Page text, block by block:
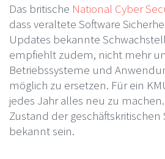
Das britische National Cyber
dass veraltete Software
Updates bekannte
empfiehlt zudem, nicht mehr
Betriebssysteme und
möglich zu ersetzen. Für ein
jedes Jahr alles neu zu
Zustand der
bekannt sein.